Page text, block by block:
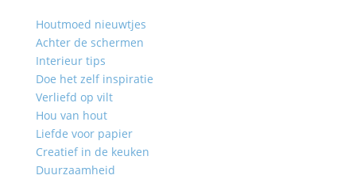
Houtmoed nieuwtjes
Achter de schermen
Interieur tips
Doe het zelf inspiratie
Verliefd op vilt
Hou van hout
Liefde voor papier
Creatief in de keuken
Duurzaamheid